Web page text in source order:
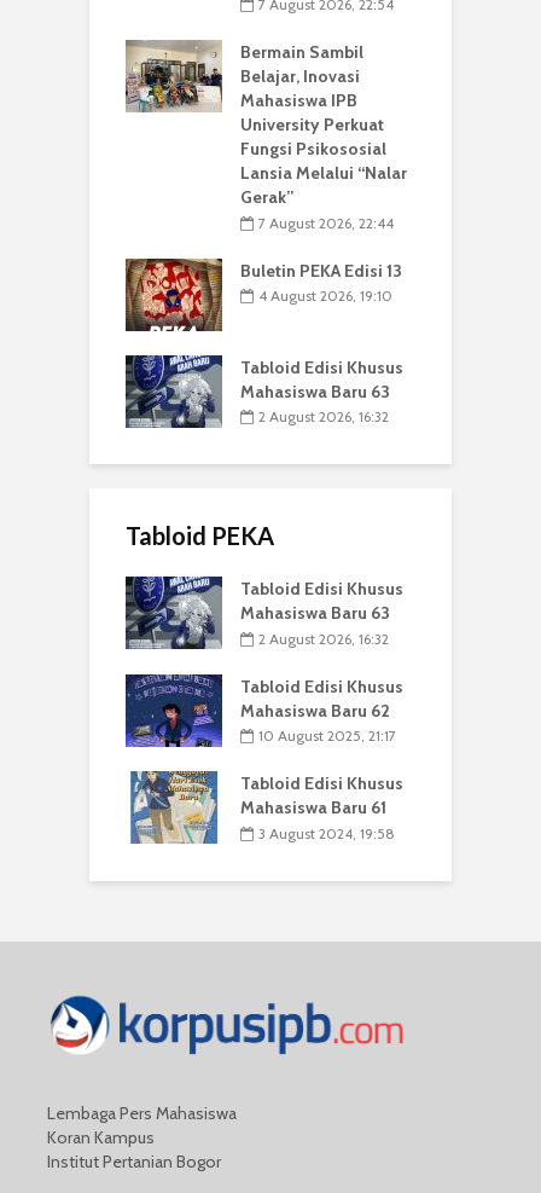
7 August 2026, 22:54
Bermain Sambil
Belajar, Inovasi
Mahasiswa IPB
University Perkuat
Fungsi Psikososial
Lansia Melalui “Nalar
Gerak”
7 August 2026, 22:44
Buletin PEKA Edisi 13
4 August 2026, 19:10
Tabloid Edisi Khusus
Mahasiswa Baru 63
2 August 2026, 16:32
Tabloid PEKA
Tabloid Edisi Khusus
Mahasiswa Baru 63
2 August 2026, 16:32
Tabloid Edisi Khusus
Mahasiswa Baru 62
10 August 2025, 21:17
Tabloid Edisi Khusus
Mahasiswa Baru 61
3 August 2024, 19:58
Lembaga Pers Mahasiswa
Koran Kampus
Institut Pertanian Bogor